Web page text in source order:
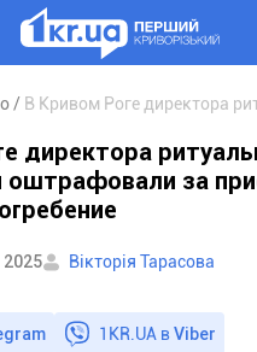
директора
оштрафовали за
2025
Вікторія Тарасова
1KR.UA вViber